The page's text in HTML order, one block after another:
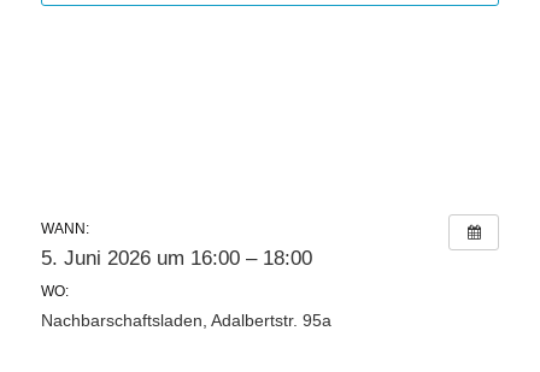
WANN:
5. Juni 2026 um 16:00 – 18:00
WO:
Nachbarschaftsladen, Adalbertstr. 95a